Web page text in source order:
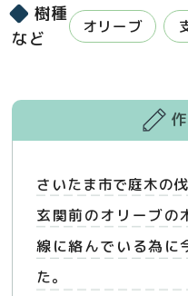
樹種
など
オリーブ
さいたま市で庭木の
玄関前のオリーブの
線に絡んでいる為に
た。